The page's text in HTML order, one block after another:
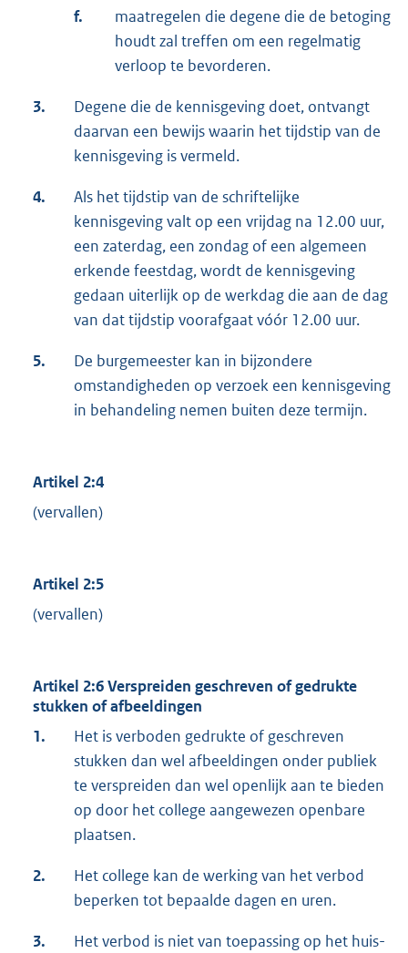
f.
maatregelen die degene die de betoging
houdt zal treffen om een regelmatig
verloop te bevorderen.
3.
Degene die de kennisgeving doet, ontvangt
daarvan een bewijs waarin het tijdstip van de
kennisgeving is vermeld.
4.
Als het tijdstip van de schriftelijke
kennisgeving valt op een vrijdag na 12.00 uur,
een zaterdag, een zondag of een algemeen
erkende feestdag, wordt de kennisgeving
gedaan uiterlijk op de werkdag die aan de dag
van dat tijdstip voorafgaat vóór 12.00 uur.
5.
De burgemeester kan in bijzondere
omstandigheden op verzoek een kennisgeving
in behandeling nemen buiten deze termijn.
Artikel 2:4
(vervallen)
Artikel 2:5
(vervallen)
Artikel 2:6 Verspreiden geschreven of gedrukte
stukken of afbeeldingen
1.
Het is verboden gedrukte of geschreven
stukken dan wel afbeeldingen onder publiek
te verspreiden dan wel openlijk aan te bieden
op door het college aangewezen openbare
plaatsen.
2.
Het college kan de werking van het verbod
beperken tot bepaalde dagen en uren.
3.
Het verbod is niet van toepassing op het huis-